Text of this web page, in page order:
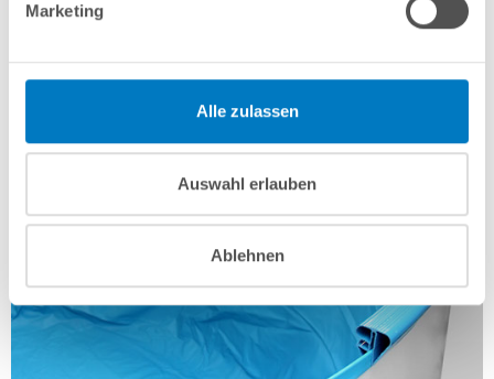
Marketing
Alle zulassen
Auswahl erlauben
Ablehnen